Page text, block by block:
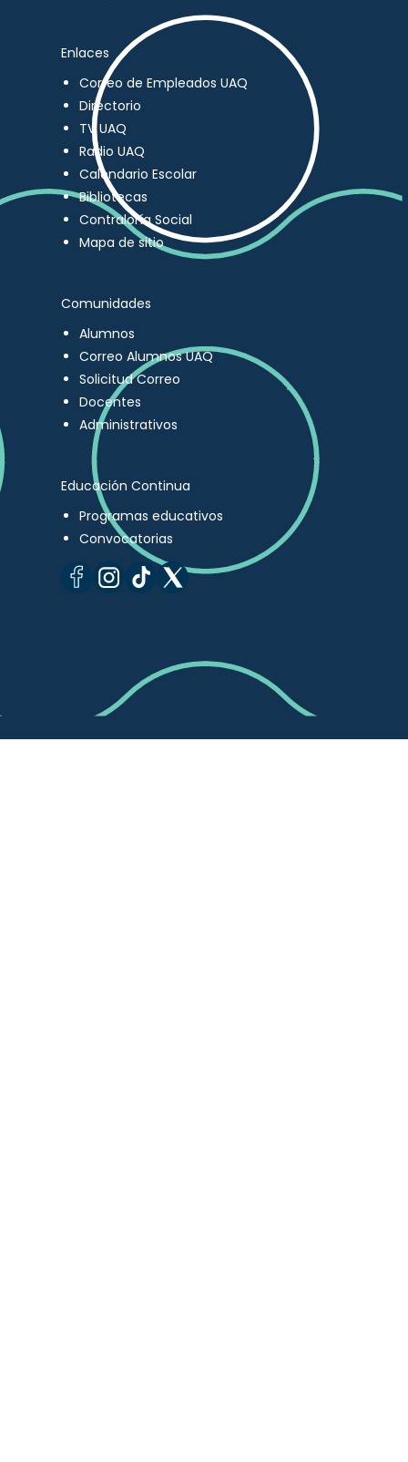
Enlaces
Correo de Empleados UAQ
Directorio
TV UAQ
Radio UAQ
Calendario Escolar
Bibliotecas
Contraloría Social
Mapa de sitio
Comunidades
Alumnos
Correo Alumnos UAQ
Solicitud Correo
Docentes
Administrativos
Educación Continua
Programas educativos
Convocatorias